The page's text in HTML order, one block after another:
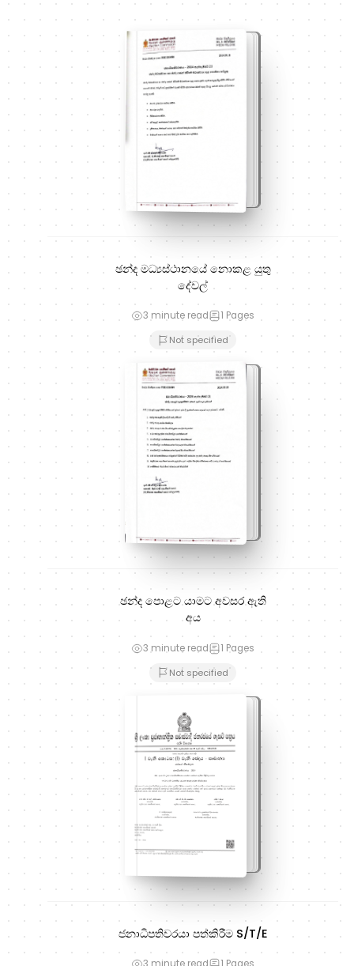
ඡන්ද මධ්‍යස්ථානයේ නොකළ යුතු
දේවල්
3 minute read 1 Pages
Not specified
ඡන්ද පොළට යාමට අවසර ඇති
අය
3 minute read 1 Pages
Not specified
ජනාධිපතිවරයා පත්කිරීම S/T/E